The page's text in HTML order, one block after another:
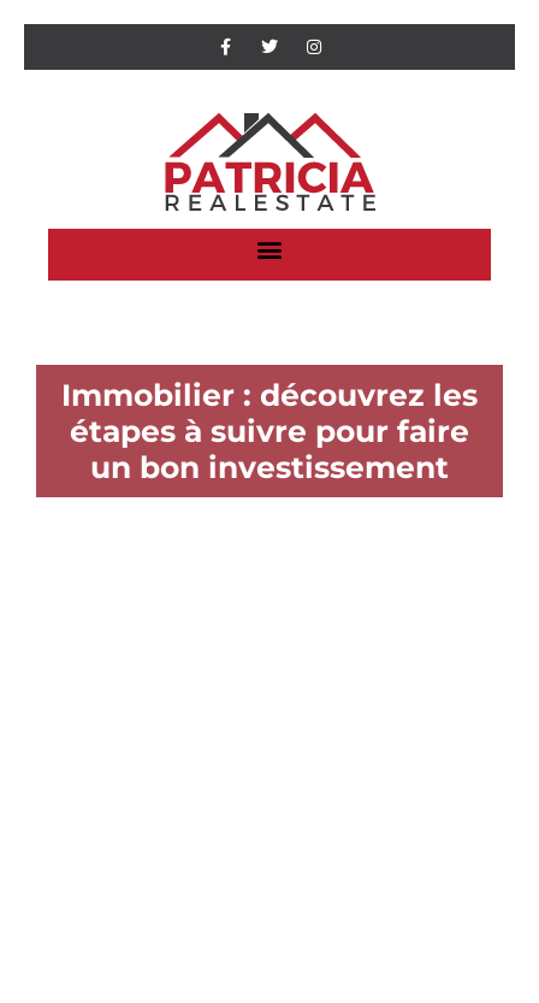
Immobilier : découvrez les
étapes à suivre pour faire
un bon investissement